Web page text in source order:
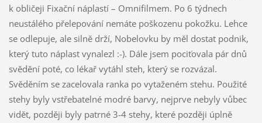
k obličeji Fixační náplastí – Omnifilmem. Po 6 týdnech
neustálého přelepování nemáte poškozenu pokožku. Lehce
se odlepuje, ale silně drží, Nobelovku by měl dostat podnik,
který tuto náplast vynalezl :-). Dále jsem pociťovala pár dnů
svědění poté, co lékař vytáhl steh, který se rozvázal.
Svěděním se zacelovala ranka po vytaženém stehu. Použité
stehy byly vstřebatelné modré barvy, nejprve nebyly vůbec
vidět, později byly patrné 3-4 stehy, které později úplně